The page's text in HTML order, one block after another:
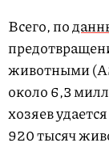
Всего, по
животными
около 6,3
хозяев
920 тысяч